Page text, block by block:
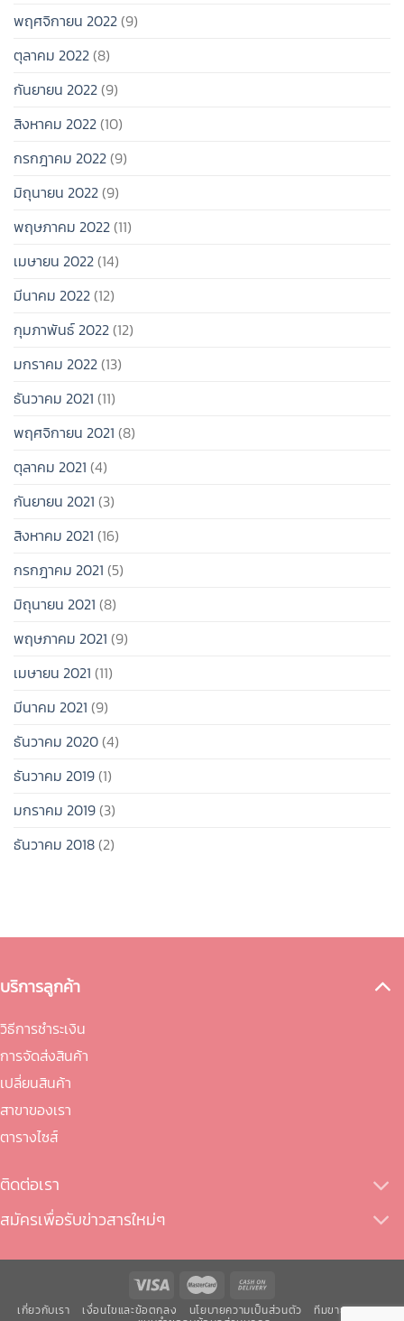
พฤศจิกายน 2022(9)
ตุลาคม 2022(8)
กันยายน 2022(9)
สิงหาคม 2022(10)
กรกฎาคม 2022(9)
มิถุนายน 2022(9)
พฤษภาคม 2022(11)
เมษายน 2022(14)
มีนาคม 2022(12)
กุมภาพันธ์ 2022(12)
มกราคม 2022(13)
ธันวาคม 2021 (11)
พฤศจิกายน 2021 (8)
ตุลาคม 2021 (4)
กันยายน 2021 (3)
สิงหาคม 2021 (16)
กรกฎาคม 2021 (5)
มิถุนายน 2021 (8)
พฤษภาคม 2021 (9)
เมษายน 2021 (11)
มีนาคม 2021 (9)
ธันวาคม 2020(4)
ธันวาคม 2019(1)
มกราคม 2019(3)
ธันวาคม 2018(2)
บริการลูกค้า
วิธีการชำระเงิน
การจัดส่งสินค้า
เปลี่ยนสินค้า
สาขาของเรา
ตารางไซส์
ติดต่อเรา
สมัครเพื่อรับข่าวสารใหม่ๆ
เกี่ยวกับเรา เงื่อนไขและข้อตกลง นโยบายความเป็นส่วนตัว ทีมขายของเรา